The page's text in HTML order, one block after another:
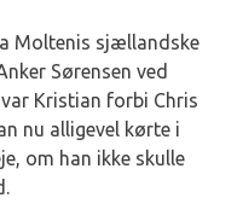
Moltenis sjællandske
Sørensen ved
Kristian forbi Chris
nu alligevel kørte i
om han ikke skulle